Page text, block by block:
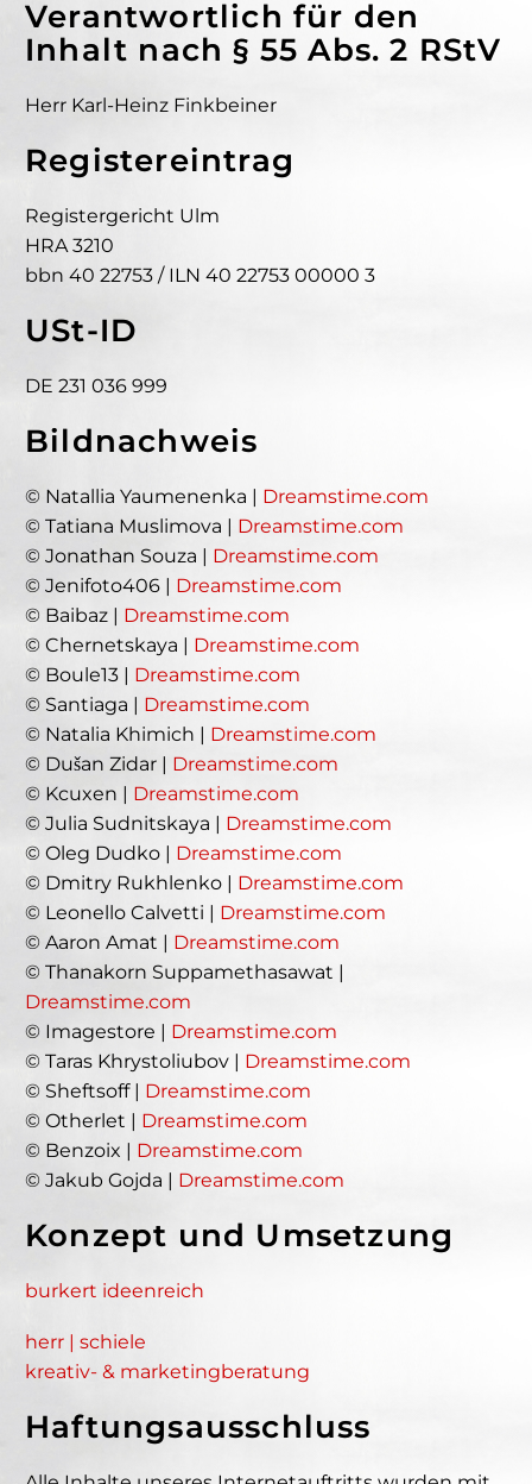
Verantwortlich für den
Inhalt nach § 55 Abs. 2 RStV
Herr Karl-Heinz Finkbeiner
Registereintrag
Registergericht Ulm
HRA 3210
bbn 40 22753 / ILN 40 22753 00000 3
USt-ID
DE 231 036 999
Bildnachweis
© Natallia Yaumenenka | Dreamstime.com
© Tatiana Muslimova | Dreamstime.com
© Jonathan Souza | Dreamstime.com
© Jenifoto406 | Dreamstime.com
© Baibaz | Dreamstime.com
© Chernetskaya | Dreamstime.com
© Boule13 | Dreamstime.com
© Santiaga | Dreamstime.com
© Natalia Khimich | Dreamstime.com
© Dušan Zidar | Dreamstime.com
© Kcuxen | Dreamstime.com
© Julia Sudnitskaya | Dreamstime.com
© Oleg Dudko | Dreamstime.com
© Dmitry Rukhlenko | Dreamstime.com
© Leonello Calvetti | Dreamstime.com
© Aaron Amat | Dreamstime.com
© Thanakorn Suppamethasawat |
Dreamstime.com
© Imagestore | Dreamstime.com
© Taras Khrystoliubov | Dreamstime.com
© Sheftsoff | Dreamstime.com
© Otherlet | Dreamstime.com
© Benzoix | Dreamstime.com
© Jakub Gojda | Dreamstime.com
Konzept und Umsetzung
burkert ideenreich
herr | schiele
kreativ- & marketingberatung
Haftungsausschluss